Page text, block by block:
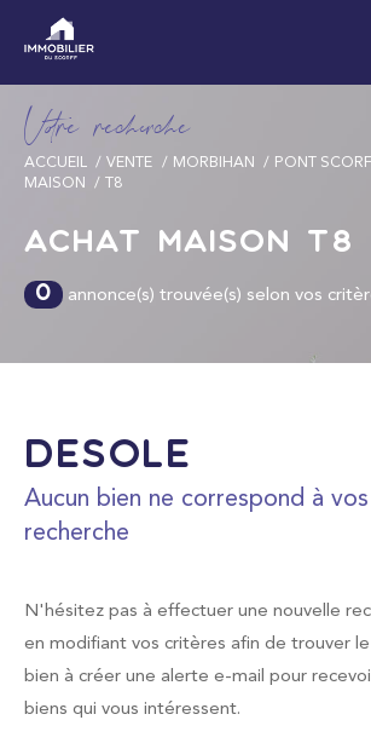
Vore recece
ACCUEIL VENTE MORBIHAN
PONT
MAISON
T8
Achat Maison T8
0 annonce(s) trouvée(s) selon vos
Désolé
Aucun bien ne correspond à
recherche
N'hésitez pas à effectuer une nouvelle
en modifiant vos critères afin de trouver
bien à créer une alerte e-mail pour
biens qui vous intéressent.
Effectuer une
recherche
critères
Type de bien
Budget